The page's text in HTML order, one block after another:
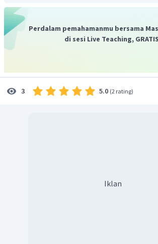
masing unsur penyusun molekul
elektron disekitarnya.
Perdalam pemahamanmu bersama
di sesi Live Teaching,
3 5.0 (2 rating)
Iklan